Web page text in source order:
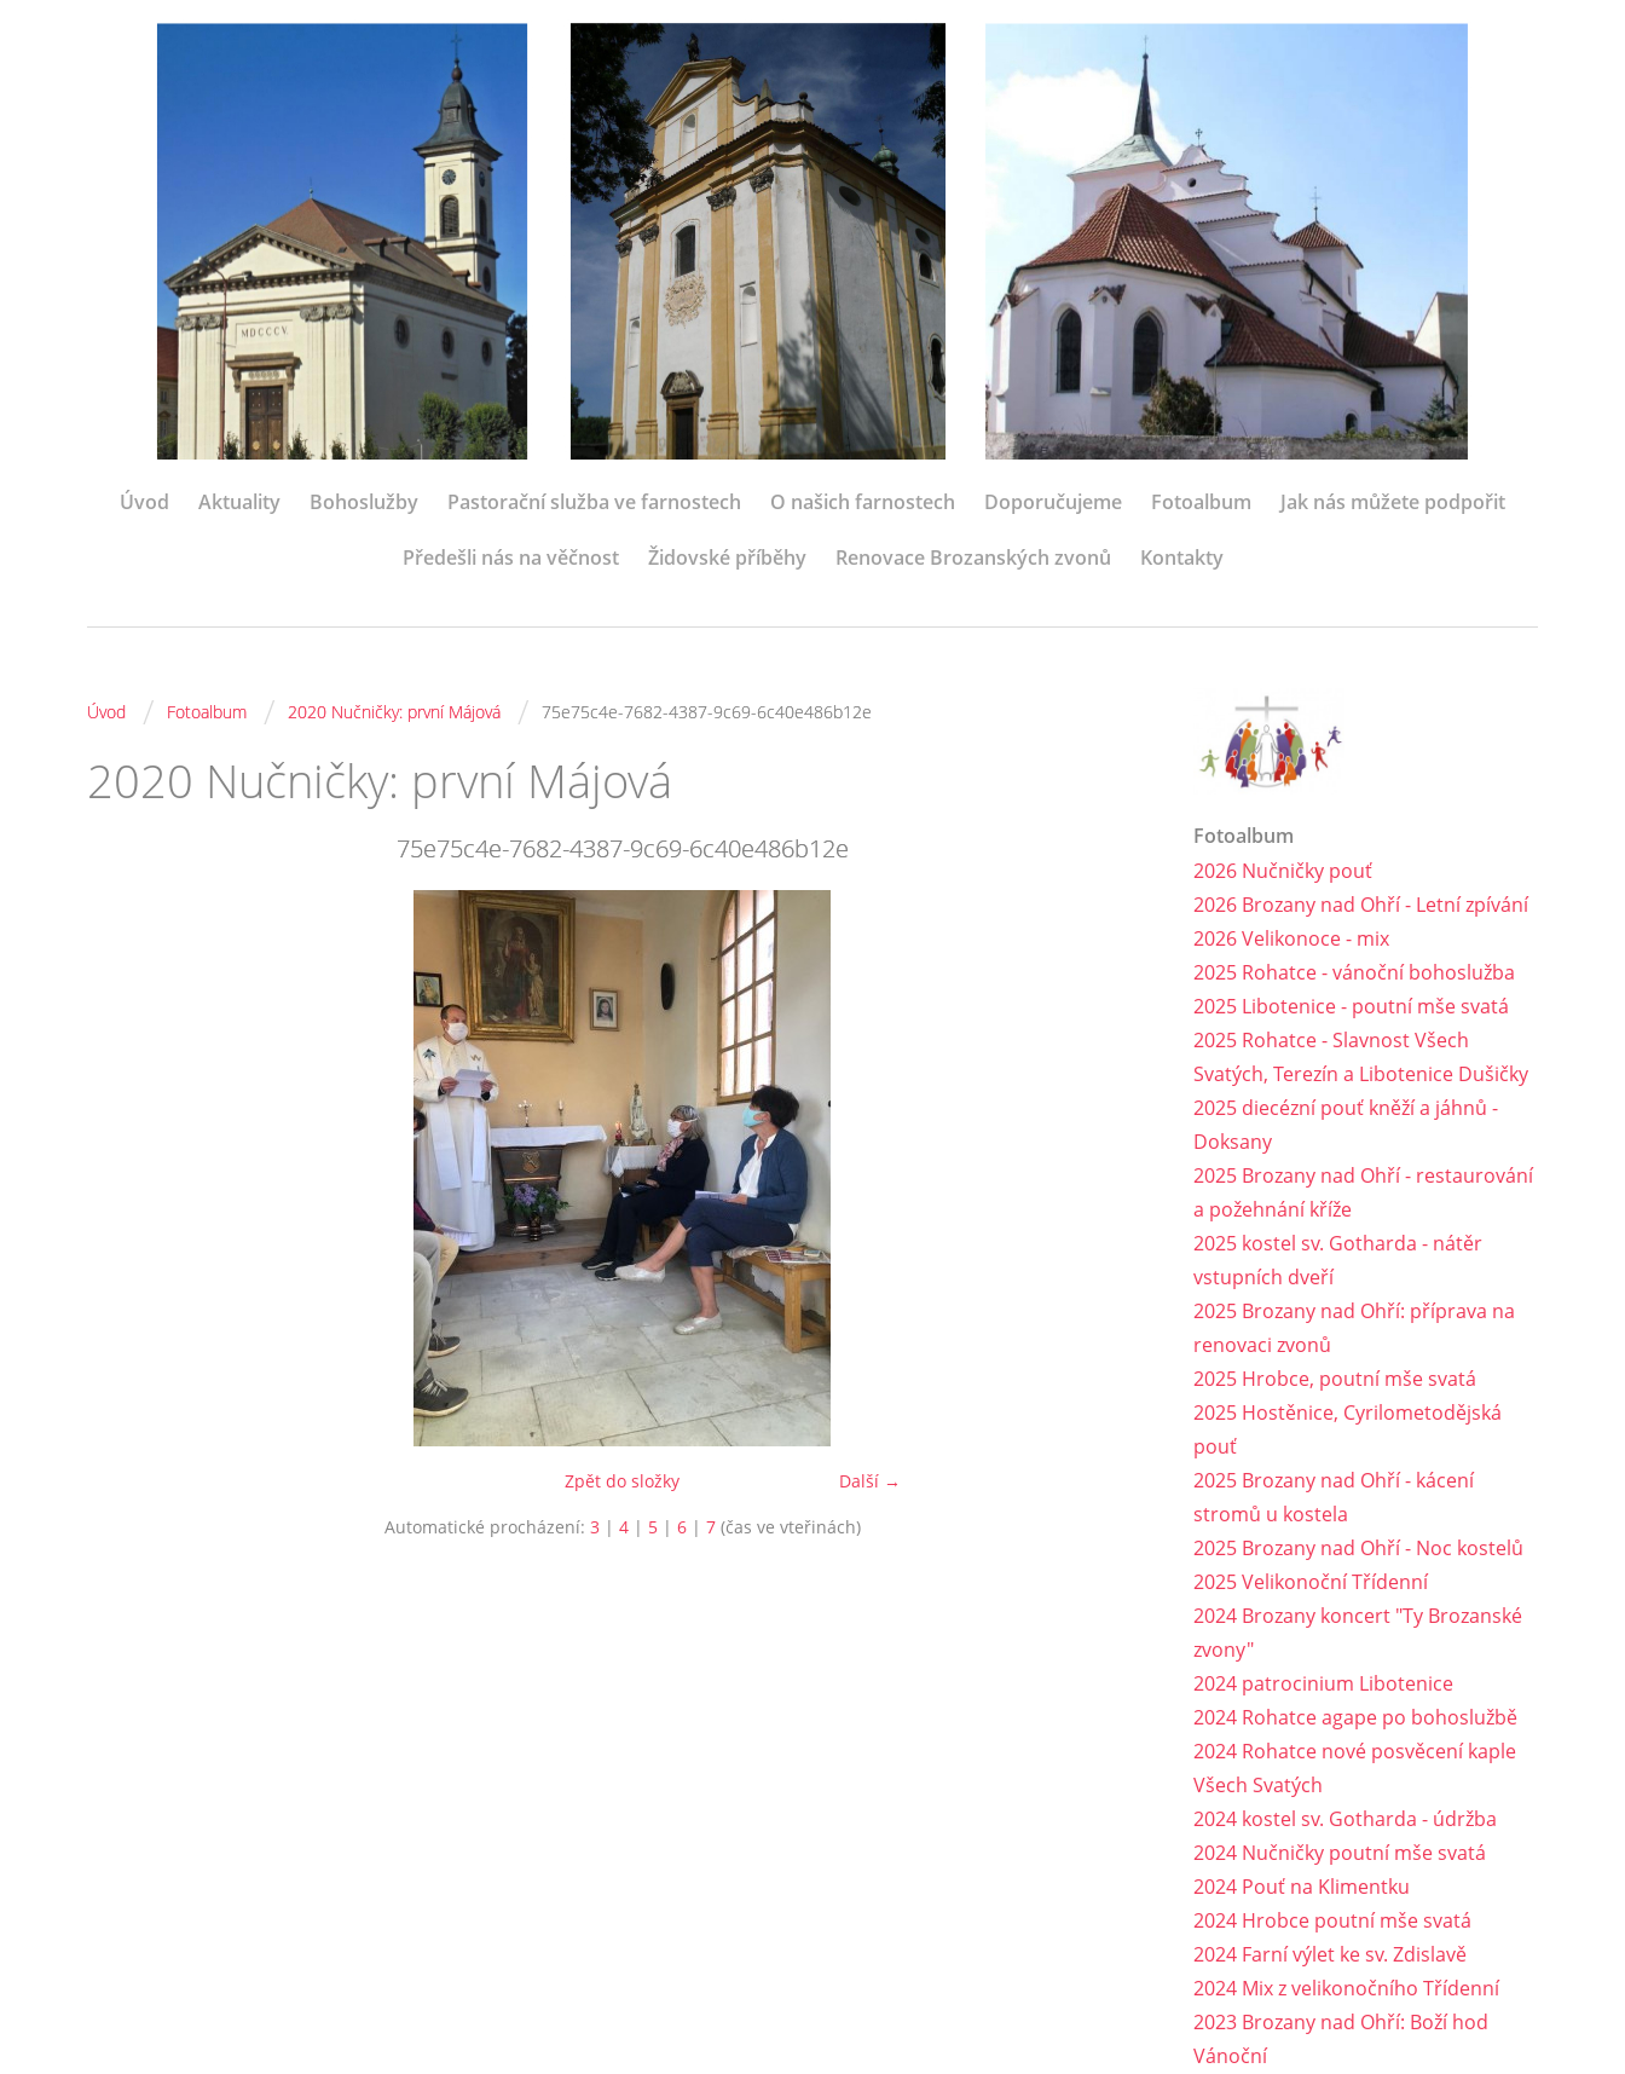
Úvod Aktuality Bohoslužby Pastorační služba ve farnostech O našich farnostech Doporučujeme Fotoalbum Jak nás můžete podpořit
Předešli nás na věčnost Židovské příběhy Renovace Brozanských zvonů Kontakty
Úvod / Fotoalbum / 2020 Nučničky: první Májová / 75e75c4e-7682-4387-9c69-6c40e486b12e
2020 Nučničky: první Májová
75e75c4e-7682-4387-9c69-6c40e486b12e
Další →
Zpět do složky
Automatické procházení: 3 | 4| 5| 6| 7(čas ve vteřinách)
Fotoalbum
2026 Nučničky pouť
2026 Brozany nad Ohří - Letní zpívání
2026 Velikonoce - mix
2025 Rohatce - vánoční bohoslužba
2025 Libotenice - poutní mše svatá
2025 Rohatce - Slavnost Všech
Svatých, Terezín a Libotenice Dušičky
2025 diecézní pouť kněží a jáhnů -
Doksany
2025 Brozany nad Ohří - restaurování
a požehnání kříže
2025 kostel sv. Gotharda - nátěr
vstupních dveří
2025 Brozany nad Ohří: příprava na
renovaci zvonů
2025 Hrobce, poutní mše svatá
2025 Hostěnice, Cyrilometodějská
pouť
2025 Brozany nad Ohří - kácení
stromů u kostela
2025 Brozany nad Ohří - Noc kostelů
2025 Velikonoční Třídenní
2024 Brozany koncert "Ty Brozanské
zvony"
2024 patrocinium Libotenice
2024 Rohatce agape po bohoslužbě
2024 Rohatce nové posvěcení kaple
Všech Svatých
2024 kostel sv. Gotharda - údržba
2024 Nučničky poutní mše svatá
2024 Pouť na Klimentku
2024 Hrobce poutní mše svatá
2024 Farní výlet ke sv. Zdislavě
2024 Mix z velikonočního Třídenní
2023 Brozany nad Ohří: Boží hod
Vánoční